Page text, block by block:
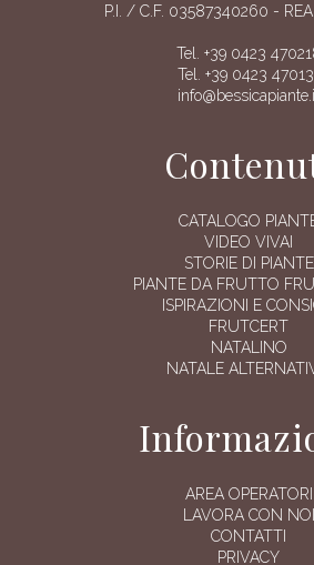
P.I. / C.F. 03587340260 -
Tel. +39 0423
Tel. +39 0423
CATALOGO
VIDEO VIVAI
STORIE DI PIANTE
PIANTE DA FRUTTO
ISPIRAZIONI E
FRUTCERT
NATALINO
NATALE
AREA OPERATORI
LAVORA CON NOI
CONTATTI
PRIVACY